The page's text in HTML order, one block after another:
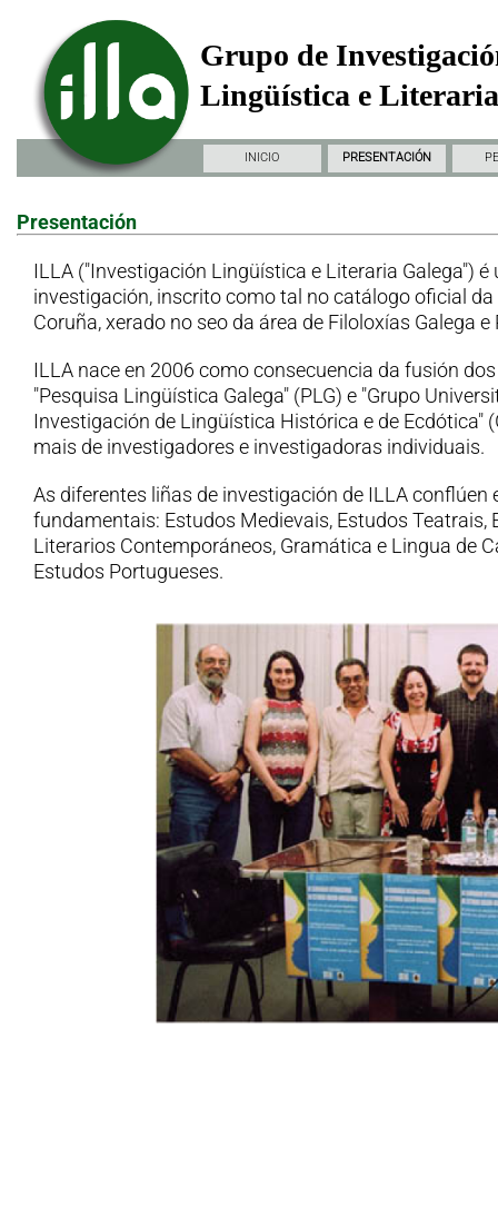
Grupo de
Lingüística e
INICIO PRESENTACIÓN
Presentación
ILLA ("Investigación Lingüística e Literaria Galega") é
investigación, inscrito como tal no catálogo oficial da
Coruña, xerado no seo da área de Filoloxías Galega e
ILLA nace en 2006 como consecuencia da fusión
"Pesquisa Lingüística Galega" (PLG) e "Grupo
Investigación de Lingüística Histórica e de Ecdótica"
mais de investigadores e investigadoras individuais.
As diferentes liñas de investigación de ILLA conflúen
fundamentais: Estudos Medievais, Estudos Teatrais,
Literarios Contemporáneos, Gramática e Lingua de
Estudos Portugueses.